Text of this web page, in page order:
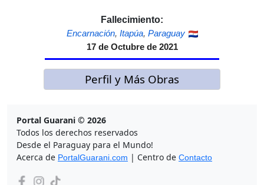
Fallecimiento:
Encarnación, Itapúa, Paraguay
17 de Octubre de 2021
Perfil y Más Obras
Portal Guarani © 2026
Todos los derechos reservados
Desde el Paraguay para el Mundo!
Acerca de PortalGuarani.com | Centro de Contacto